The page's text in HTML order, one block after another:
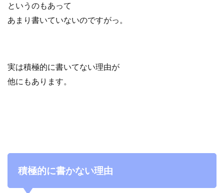
というのもあって
あまり書いていないのですがっ。
実は積極的に書いてない理由が
他にもあります。
積極的に書かない理由